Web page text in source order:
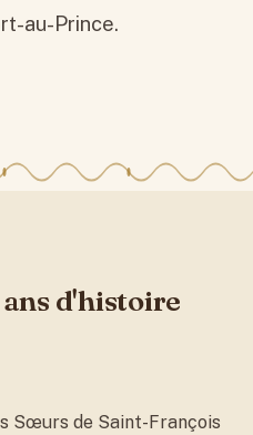
au-Prince.
d'histoire
Sœurs de Saint-François